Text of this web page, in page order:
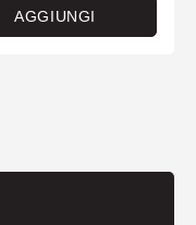
AGGIUNGI